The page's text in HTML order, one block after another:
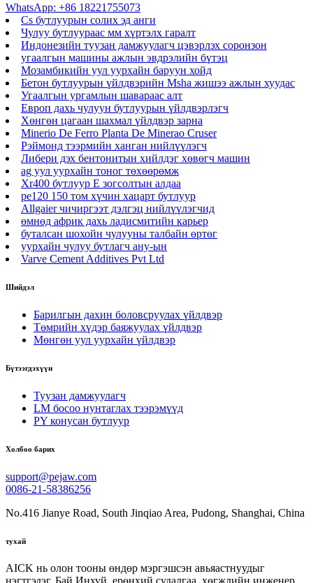
WhatsApp: +86 18221755073
Cs бутлуурын солих эд анги
Чулуу бутлуураас мм хүртэлх гаралт
Индонезийн туузан дамжуулагч цэвэрлэх соронзон
угаалгын машины ажлын эвдрэлийн бүтэц
Мозамбикийн уул уурхайн баруун хойд
Бетон бутлуурын үйлдвэрийн Msha жишээ ажлын хуудас
Угаалгын ургамлын шавараас алт
Европ дахь чулуун бутлуурын үйлдвэрлэгч
Хөнгөн цагаан шахмал үйлдвэр зарна
Minerio De Ferro Planta De Minerao Cruser
Рэймонд тээрмийн ханган нийлүүлэгч
Либери дэх бентонитын хийлдэг хөвөгч машин
ag уул уурхайн тоног төхөөрөмж
Xr400 бутлуур E зогсолтын алдаа
pe120 150 том хүчин хацарт бутлуур
Allgaier чичиргээт дэлгэц нийлүүлэгчид
өмнөд африк дахь ладисмитийн карьер
буталсан шохойн чулууны талбайн өртөг
уурхайн чулуу бутлагч ану-ын
Varve Cement Additives Pvt Ltd
Шийдэл
Барилгын дахин боловсруулах үйлдвэр
Төмрийн хүдэр баяжуулах үйлдвэр
Мөнгөн уул уурхайн үйлдвэр
Бүтээгдэхүүн
Туузан дамжуулагч
LM босоо нунтаглах тээрэмүүд
PY конусан бутлуур
Холбоо барих
support@pejaw.com
0086-21-58386256
No.416 Jianye Road, South Jinqiao Area, Pudong, Shanghai, China
тухай
AICK нь олон тооны өндөр мэргэшсэн авьяастнуудыг